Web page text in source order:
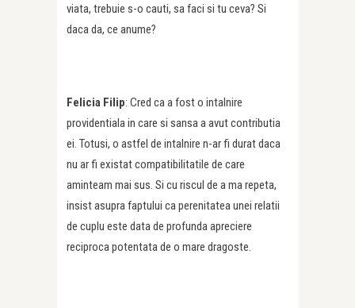
viata, trebuie s-o cauti, sa faci si tu ceva? Si
daca da, ce anume?
Felicia Filip: Cred ca a fost o intalnire
providentiala in care si sansa a avut contributia
ei. Totusi, o astfel de intalnire n-ar fi durat daca
nu ar fi existat compatibilitatile de care
aminteam mai sus. Si cu riscul de a ma repeta,
insist asupra faptului ca perenitatea unei relatii
de cuplu este data de profunda apreciere
reciproca potentata de o mare dragoste.